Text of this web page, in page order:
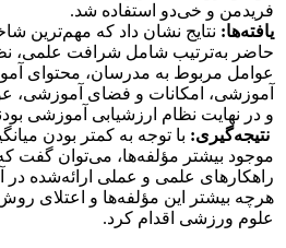
فریدمن و خی‌دو استفاده شد.
یافته‌ها: نتایج نشان داد که مهم‌ترین
حاضر به‌ترتیب شامل شرافت علمی،
عوامل مربوط به مدرسان، محتوای
آموزشی، امکانات و فضای آموزشی،
و در نهایت نظام ارزشیابی آموزشی
نتیجه‌گیری: با توجه به کمتر بودن
موجود بیشتر مؤلفه‌ها، می‌توان گفت
راهکارهای علمی و عملی ارائه‌شده
هرچه بیشتر این مؤلفه‌ها و اعتلای
علوم ورزشی اقدام کرد.